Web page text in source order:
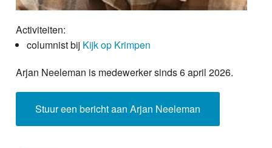
Activiteiten:
columnist bij Kijk op Krimpen
Arjan Neeleman is medewerker sinds 6 april 2026.
Stuur een bericht aan Arjan Neeleman